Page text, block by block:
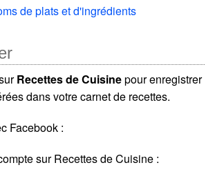
de plats et d'ingrédients
Recettes de Cuisinepour enregistrer
dans votre carnet de recettes.
Facebook :
sur Recettes de Cuisine :